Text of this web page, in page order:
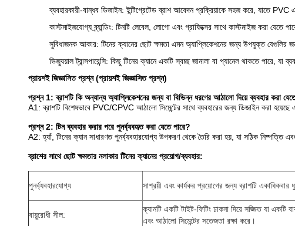
ব্যবহারকারী-বান্ধব ডিজাইন: ইন্টিগ্রেটেড ব্রাশ আবেদন প্রক্রিয়াকে সহজ করে, যাতে
কাস্টমাইজযোগ্য ব্র্যান্ডিং: টিনটি লেবেল, লোগো এবং গ্রাফিক্সের সাথে কাস্টমাইজ করা যেতে
সুবিধাজনক আকার: টিনের ক্যানের ছোট ক্ষমতা এমন অ্যাপ্লিকেশনের জন্য উপযুক্ত যেগুলির
ভিজ্যুয়াল ট্রান্সপারেন্সি: কিছু টিনের ক্যানে একটি স্বচ্ছ জানালা বা প্যানেল থাকতে পারে, যা
প্রায়শই জিজ্ঞাসিত প্রশ্ন (প্রায়শই জিজ্ঞাসিত প্রশ্ন)
প্রশ্ন 1: ব্রাশটি কি অন্যান্য অ্যাপ্লিকেশনের জন্য বা বিভিন্ন ধরণের আঠালো দিয়ে ব্যবহার করা
A1: ব্রাশটি বিশেষভাবে PVC/CPVC আঠালো সিমেন্টের সাথে ব্যবহারের জন্য ডিজাইন করা
প্রশ্ন 2: টিন ব্যবহার করার পরে পুনর্ব্যবহৃত করা যেতে পারে?
A2: হ্যাঁ, টিনের ক্যান সাধারণত পুনর্ব্যবহারযোগ্য উপকরণ থেকে তৈরি করা হয়, যা সঠিক নিষ্পত্তি
ব্রাশের সাথে ছোট ক্ষমতার নলাকার টিনের ক্যানের প্রয়োগ/ব্যবহার:
পুনর্ব্যবহারযোগ্য সাশ্রয়ী এবং কার্যকর প্রয়োগের জন্য ব্রাশটি একাধিকবার
বায়ুরোধী সীল:
ক্যানটি একটি টাইট-ফিটিং ঢাকনা দিয়ে সজ্জিত যা একটি
এবং আঠালো সিমেন্টের সতেজতা রক্ষা করে।